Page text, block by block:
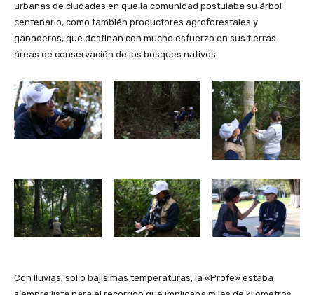
urbanas de ciudades en que la comunidad postulaba su árbol
centenario, como también productores agroforestales y
ganaderos, que destinan con mucho esfuerzo en sus tierras
áreas de conservación de los bosques nativos.
Con lluvias, sol o bajísimas temperaturas, la «Profe» estaba